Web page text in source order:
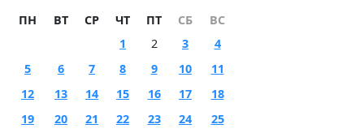
ПН ВТ СР ЧТ ПТ СБ
ВС
1
2 3
4
5
6 7 8 9 10
11
12
13 14 15 16 17
18
19
20 21 22 23 24
25